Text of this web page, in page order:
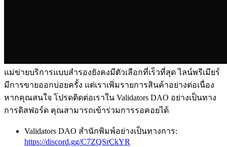
แม่ข่ายบริการแบบสํารองยังคงมีตัวเลือกที่เร็วที่สุด ไลน์พรีเมียร์
มีการขายออกบ่อยครั้ง แต่เราเพิ่มรายการสินค้าอย่างต่อเนื่อง
หากคุณสนใจ โปรดติดต่อเราใน Validators DAO อย่างเป็นทาง
การดิสฟอร์ด คุณสามารถเข้าร่วมการรอคอยได้
Validators DAO สํานักพิมพ์อย่างเป็นทางการ:
https://discord.gg/C7ZQSrCkYR